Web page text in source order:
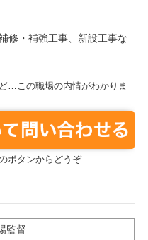
修・補強工事、新設工事な
…この職場の内情がわかりま
ボタンからどうぞ
監督